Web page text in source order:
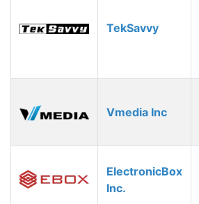
TekSavvy
Vmedia Inc
ElectronicBox
Inc.